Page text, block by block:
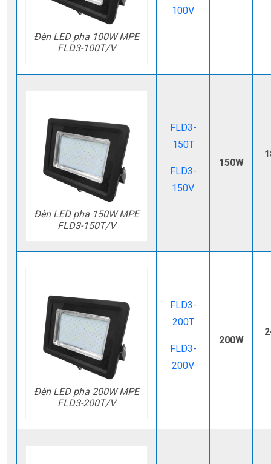
Đèn LED pha 100W MPE
FLD3-100T/V
100V
Đèn LED pha 150W MPE
FLD3-150T/V
FLD3-
150T
FLD3-
150V
150W
Đèn LED pha 200W MPE
FLD3-200T/V
FLD3-
200T
FLD3-
200V
200W